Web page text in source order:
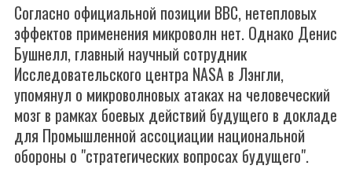
Согласно официальной позиции ВВС, нетепловых
эффектов применения микроволн нет. Однако Денис
Бушнелл, главный научный сотрудник
Исследовательского центра NASA в Лэнгли,
упомянул о микроволновых атаках на человеческий
мозг в рамках боевых действий будущего в докладе
для Промышленной ассоциации национальной
обороны о "стратегических вопросах будущего".